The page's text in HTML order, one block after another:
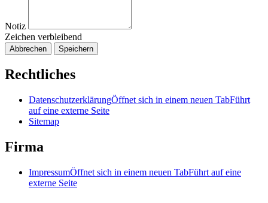
Notiz
Zeichen verbleibend
Abbrechen Speichern
Rechtliches
DatenschutzerklärungÖffnet sich in einem neuen TabFührt
auf eine externe Seite
Sitemap
Firma
ImpressumÖffnet sich in einem neuen TabFührt auf eine
externe Seite